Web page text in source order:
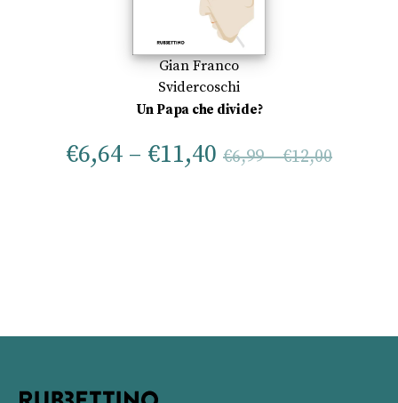
Gian Franco
Svidercoschi
Un Papa che divide?
€6,64 – €11,40 €6,99–€12,00